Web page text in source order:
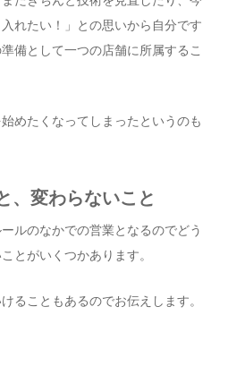
れたい！」との思いから自分です
備として一つの店舗に所属するこ
めたくなってしまったというのも
、変わらないこと
ルのなかでの営業となるのでどう
とがいくつかあります。
ることもあるのでお伝えします。